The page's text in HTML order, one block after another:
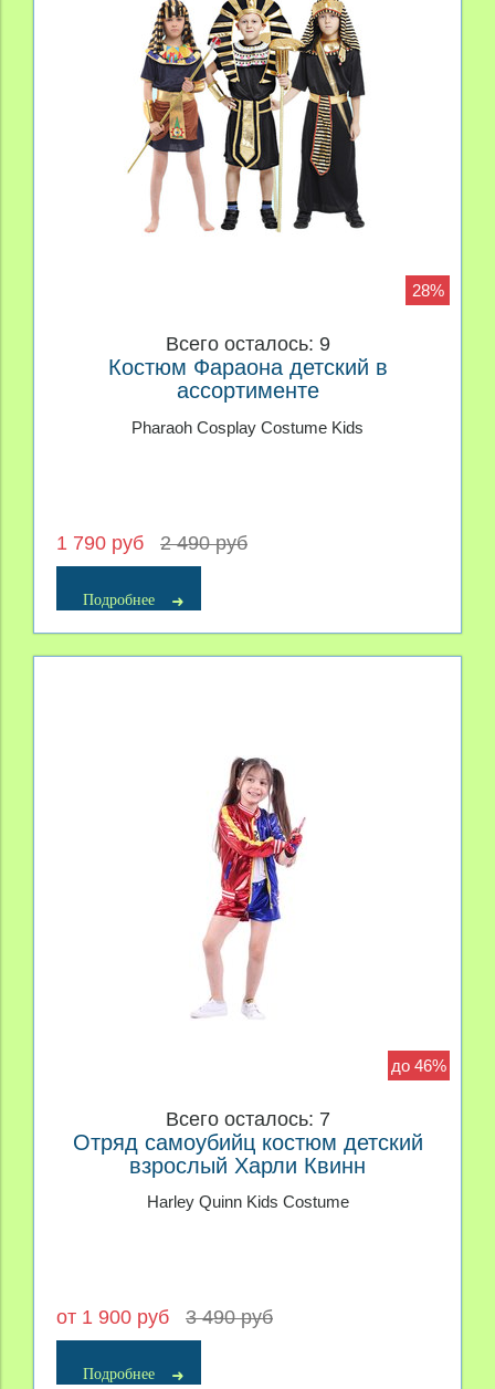
28%
Всего осталось: 9
Костюм Фараона детский в
ассортименте
Pharaoh Cosplay Costume Kids
1 790 руб 2 490 руб
Подробнее
до 46%
Всего осталось: 7
Отряд самоубийц костюм детский
взрослый Харли Квинн
Harley Quinn Kids Costume
от 1 900 руб 3 490 руб
Подробнее